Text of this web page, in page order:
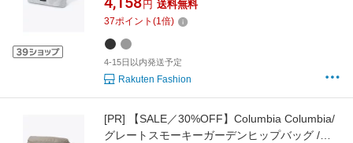
ウエストポーチ グレー ブラック【送料無料】
円 送料無料
37ポイント (1倍)
4-15日以内発送予定
Rakuten Fashion
[PR]
【SALE／30%OFF】Columbia Columbia/
グレートスモーキーガーデンヒップバッグ /コ